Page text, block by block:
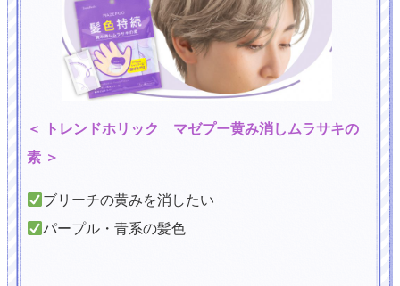
＜ トレンドホリック マゼプー黄み消しムラサキの
素 ＞
ブリーチの黄みを消したい
パープル・青系の髪色